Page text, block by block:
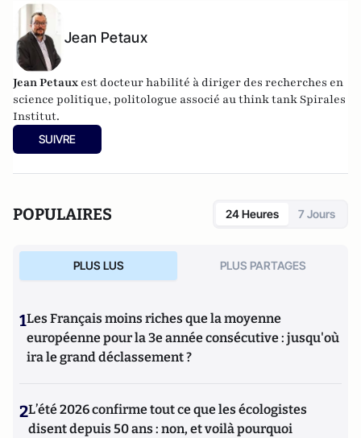
sociétés depuis la Révolution française. Il est l’auteur
d’ouvrages et de nombreux articles sur l’histoire de
l’Allemagne depuis la Révolution française, l’histoire des
mondialisations, l’histoire de la monnaie, l’histoire du
nazisme et des autres violences de masse au XXème siècle
ou l’histoire des relations internationales et des conflits
contemporains. Il écrit en ce moment une biographie de
Benjamin Disraëli.
Jean Petaux
Jean Petaux est docteur habilité à diriger des recherches en
science politique, politologue associé au think tank Spirales
Institut.
SUIVRE
POPULAIRES 24 Heures 7 Jours
PLUS LUS PLUS PARTAGES
1Les Français moins riches que la moyenne
européenne pour la 3e année consécutive : jusqu'où
ira le grand déclassement ?
2L’été 2026 confirme tout ce que les écologistes
disent depuis 50 ans : non, et voilà pourquoi